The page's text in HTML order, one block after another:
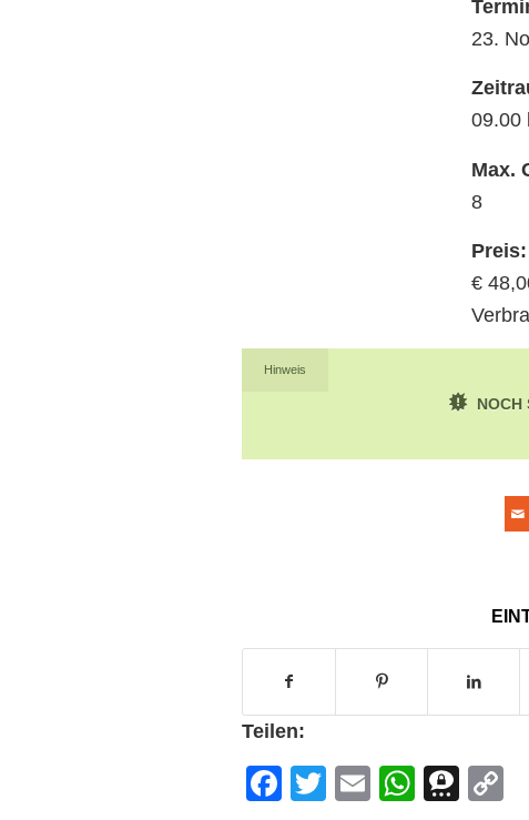
23.
09.00
Max.
8
Preis:
€
Hinweis
NOCH
Teilen:
Facebook
Twitter
Email